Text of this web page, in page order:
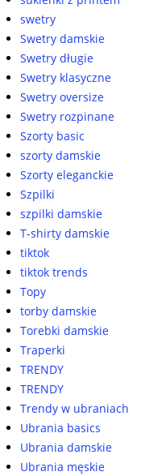
swetry
Swetry damskie
Swetry długie
Swetry klasyczne
Swetry oversize
Swetry rozpinane
Szorty basic
szorty damskie
Szorty eleganckie
Szpilki
szpilki damskie
T-shirty damskie
tiktok
tiktok trends
Topy
torby damskie
Torebki damskie
Traperki
TRENDY
TRENDY
Trendy w ubraniach
Ubrania basics
Ubrania damskie
Ubrania męskie